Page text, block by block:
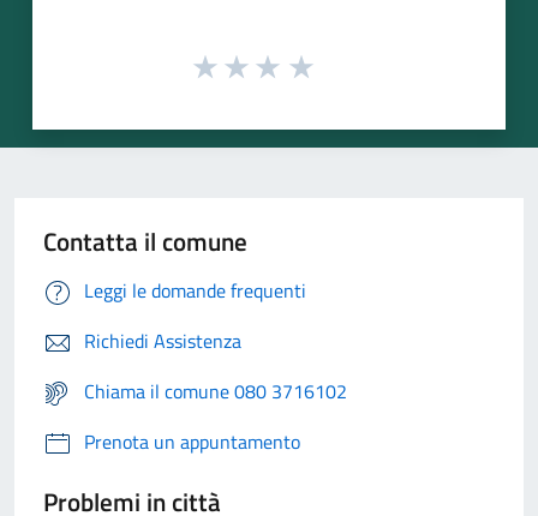
Contatta il comune
Leggi le domande frequenti
Richiedi Assistenza
Chiama il comune 080 3716102
Prenota un appuntamento
Problemi in città